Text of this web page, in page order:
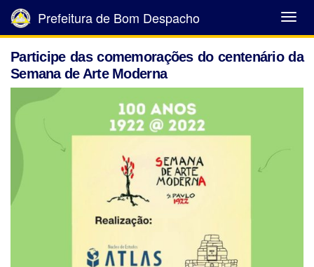
Abrir
Menu
Prefeitura de Bom Despacho
Participe das comemorações do centenário da
Semana de Arte Moderna